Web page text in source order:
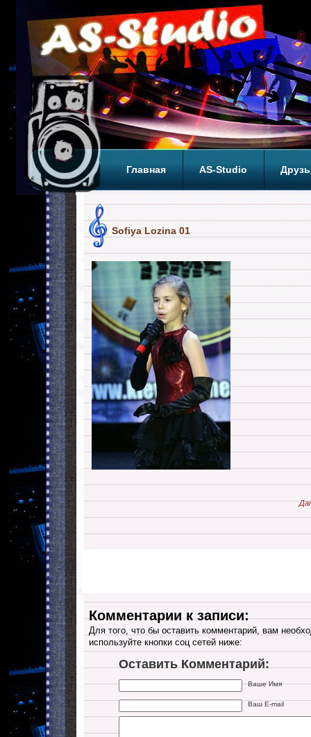
Главная AS-Studio
Sofiya Lozina 01
Комментарии к записи:
Для того, что бы оставить комментарий, вам
используйте кнопки соц сетей ниже:
Оставить Комментарий:
Ваше Имя
Ваш E-mail